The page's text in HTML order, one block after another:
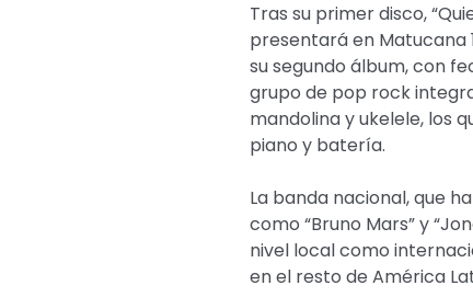
Tras su primer disco,
presentará en Matucana
su segundo álbum, con
grupo de pop rock
mandolina y ukelele, los
piano y batería.
La banda nacional, que
como “Bruno Mars” y
nivel local como
en el resto de América